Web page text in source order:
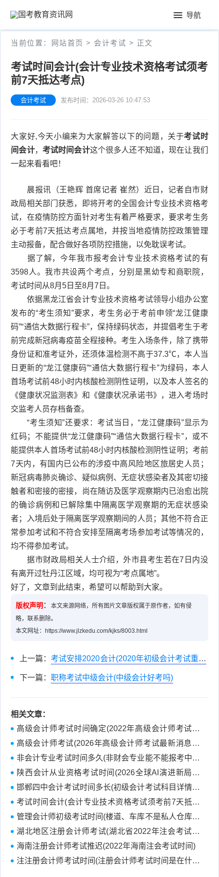
导航
页
公
当前位置： 网站首页 > 会计考试 > 正文
考试时间会计(会计专业技术资格考试须考
前7天抵达考点)
会计考试 发布时间：2026-03-26 10:47:53
大家好,今天小编来为大家解答以下的问题，关于考试时
间会计， 考试时间会计这个很多人还不知道，现在让我们
一起来看看吧！
晨报讯（王艳辉 首席记者 崔然）近日，记者自市财
政局相关部门获悉，即将开考的全国会计专业技术资格考
试，在疫情防控方面针对考生有着严格要求，要求考生务
必于考前7天抵达考点属地，并按当地疫情防控政策管理
主动报备，配合做好各项防控措施，以免耽误考试。
据了解，今年我市报考会计专业技术资格考试的有
3598人。我市共设两个考点，分别是黑幼专和商职院，
考试时间从8月5日至8月7日。
依据黑龙江省会计专业技术资格考试领导小组办公室
发布的“考生须知”要求，考生务必于考前申领“龙江健康
码”“通信大数据行程卡”，保持绿码状态，并提倡考生于考
前完成新冠病毒疫苗全程接种。考生入场条件，除了携带
身份证和准考证外，还须体温检测不高于37.3℃，本人当
日更新的“龙江健康码”“通信大数据行程卡”为绿码，本人
首场考试前48小时内核酸检测阴性证明，以及本人签名的
《健康状况监测表》和《健康状况承诺书》，进入考场时
交监考人员存档备查。
“考生须知”还要求：考试当日，“龙江健康码”显示为
红码；不能提供“龙江健康码”“通信大数据行程卡”，或不
能提供本人首场考试前48小时内核酸检测阴性证明；考前
7天内，有国内已公布的涉疫中高风险地区旅居史人员；
新冠病毒肺炎确诊、疑似病例、无症状感染者及其密切接
触者和密接的密接，尚在随访及医学观察期内已治愈出院
的确诊病例和已解除集中隔离医学观察期的无症状感染
者；入境后处于隔离医学观察期间的人员；其他不符合正
常参加考试和不符合安排至隔离考场参加考试等情况的，
均不得参加考试。
据市财政局相关人士介绍，外市县考生若在7日内没
有离开过牡丹江区域，均可视为“考点属地”。
好了，文章到此结束，希望可以帮助到大家。
版权声明 ：本文来源网络，所有图片文章版权属于原作者，如有侵
略，联系删除。
本文网址：https://www.jlzkedu.com/kjks/8003.html
上一篇：考试安排2020会计(2020年初级会计考试重要
下一篇：职称考试中级会计(中级会计好考吗)
相关文章：
高级会计师考试时间确定(2022年高级会计师考试时
间在哪天进行？)
高级会计师考试(2026年高级会计师考试最新消息！
考试时间、题型及备考方向全解析)
非会计专业考试时间多久(非财会专业能不能报考中级
会计考试)
陕西会计从业资格考试时间(2026全球AI演进新局前
瞻：未来一年，哪些技术和赛道会成为新风口？)
邯郸四中会计考试时间多长(初级会计考试科目详情分
析)
考试时间会计(会计专业技术资格考试须考前7天抵达
考点)
管理会计师初级考试时间(楼道、车库不是私人仓库！
这起民生小案给出明确答案)
湖北地区注册会计师考试(湖北省2022年注会考试时
间)
海南注册会计师考试推迟(2022年海南注会考试时间)
注注册会计师考试时间(注册会计师考试时间是在什么